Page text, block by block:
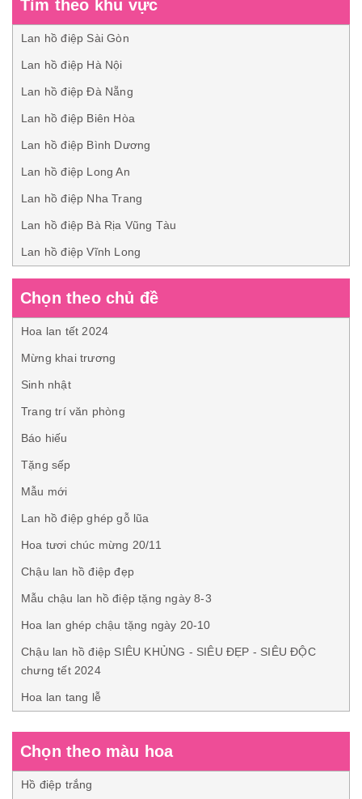
Tìm theo khu vực
Lan hồ điệp Sài Gòn
Lan hồ điệp Hà Nội
Lan hồ điệp Đà Nẵng
Lan hồ điệp Biên Hòa
Lan hồ điệp Bình Dương
Lan hồ điệp Long An
Lan hồ điệp Nha Trang
Lan hồ điệp Bà Rịa Vũng Tàu
Lan hồ điệp Vĩnh Long
Chọn theo chủ đề
Hoa lan tết 2024
Mừng khai trương
Sinh nhật
Trang trí văn phòng
Báo hiếu
Tặng sếp
Mẫu mới
Lan hồ điệp ghép gỗ lũa
Hoa tươi chúc mừng 20/11
Chậu lan hồ điệp đẹp
Mẫu chậu lan hồ điệp tặng ngày 8-3
Hoa lan ghép chậu tặng ngày 20-10
Chậu lan hồ điệp SIÊU KHỦNG - SIÊU ĐẸP - SIÊU ĐỘC
chưng tết 2024
Hoa lan tang lễ
Chọn theo màu hoa
Hồ điệp trắng